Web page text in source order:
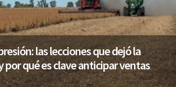
las lecciones que dejó la
por qué es clave anticipar ventas